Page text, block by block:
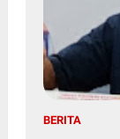
BERITA